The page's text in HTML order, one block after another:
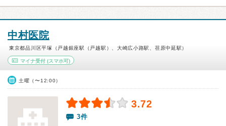
中村医院
東京都品川区平塚（戸越銀座駅（戸越駅）、大崎広小路駅、荏原中延駅）
マイナ受付 (スマホ可)
土曜（〜12:00）
3.72
3件